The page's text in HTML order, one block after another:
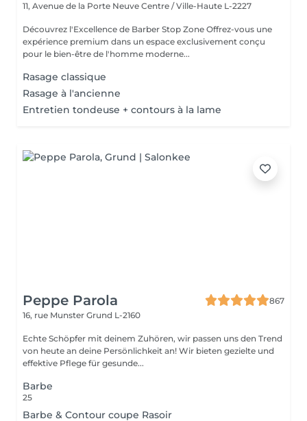
11, Avenue de la Porte Neuve Centre / Ville-Haute L-2227
Découvrez l'Excellence de Barber Stop Zone Offrez-vous une
expérience premium dans un espace exclusivement conçu
pour le bien-être de l'homme moderne...
Rasage classique
Rasage à l'ancienne
Entretien tondeuse + contours à la lame
Peppe Parola
867
16, rue Munster Grund L-2160
Echte Schöpfer mit deinem Zuhören, wir passen uns den Trend
von heute an deine Persönlichkeit an! Wir bieten gezielte und
effektive Pflege für gesunde...
Barbe
25
Barbe & Contour coupe Rasoir